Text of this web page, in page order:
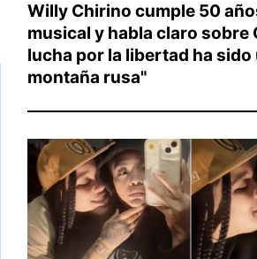
Willy Chirino cumple 50
musical y habla claro sobre
lucha por la libertad ha sido
montaña rusa"